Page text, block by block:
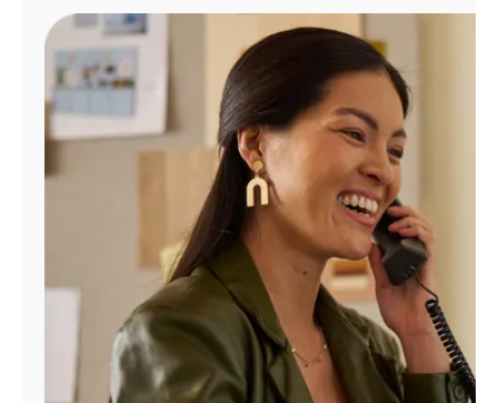
Administrar
cuenta
Encuentra
tienda